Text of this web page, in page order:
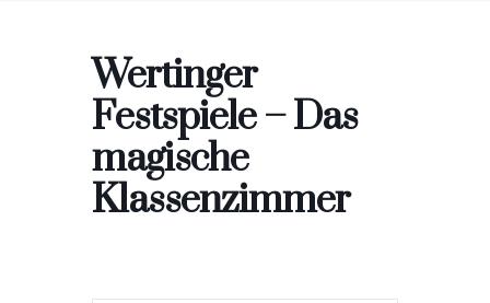
Wertinger
Festspiele – Das
magische
Klassenzimmer